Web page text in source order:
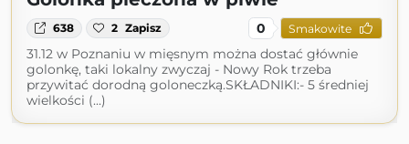
638 2 Zapisz 0 Smakowite
31.12 w Poznaniu w mięsnym można dostać głównie
golonkę, taki lokalny zwyczaj - Nowy Rok trzeba
przywitać dorodną goloneczką.SKŁADNIKI:- 5 średniej
wielkości (...)